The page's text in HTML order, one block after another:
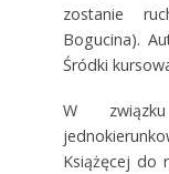
zostanie
Bogucina).
Śródki
W
Książęcej do